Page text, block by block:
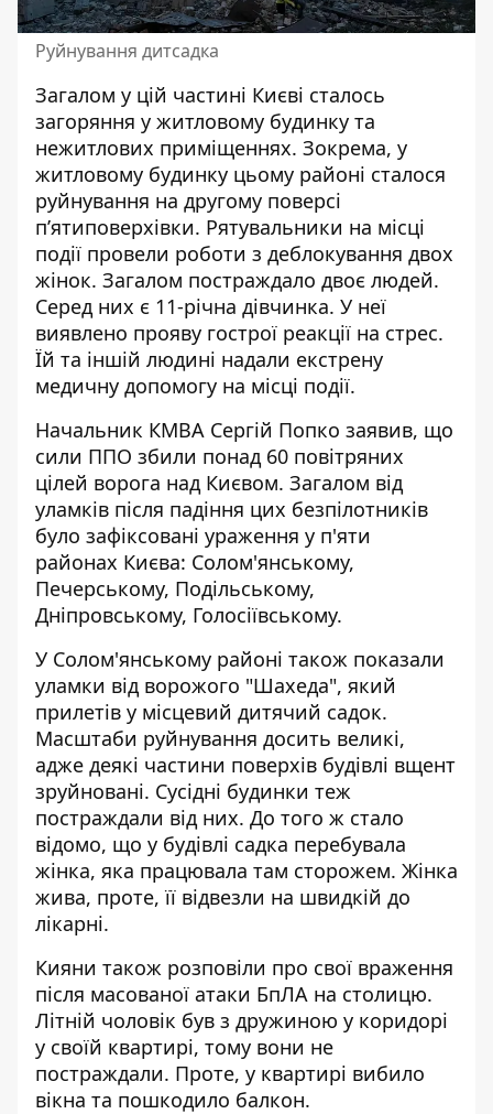
Руйнування дитсадка
Загалом у цій частині Києві сталось
загоряння у житловому будинку та
нежитлових приміщеннях. Зокрема, у
житловому будинку цьому районі сталося
руйнування на другому поверсі
пʼятиповерхівки. Рятувальники на місці
події провели роботи з деблокування двох
жінок. Загалом постраждало двоє людей.
Серед них є 11-річна дівчинка. У неї
виявлено прояву гострої реакції на стрес.
Їй та іншій людині надали екстрену
медичну допомогу на місці події.
Начальник КМВА Сергій Попко заявив, що
сили ППО збили понад 60 повітряних
цілей ворога над Києвом. Загалом від
уламків після падіння цих безпілотників
було зафіксовані ураження у п'яти
районах Києва: Солом'янському,
Печерському, Подільському,
Дніпровському, Голосіївському.
У Солом'янському районі також показали
уламки від ворожого "Шахеда", який
прилетів у місцевий дитячий садок.
Масштаби руйнування досить великі,
адже деякі частини поверхів будівлі вщент
зруйновані. Сусідні будинки теж
постраждали від них. До того ж стало
відомо, що у будівлі садка перебувала
жінка, яка працювала там сторожем. Жінка
жива, проте, її відвезли на швидкій до
лікарні.
Кияни також розповіли про свої враження
після масованої атаки БпЛА на столицю.
Літній чоловік був з дружиною у коридорі
у своїй квартирі, тому вони не
постраждали. Проте, у квартирі вибило
вікна та пошкодило балкон.